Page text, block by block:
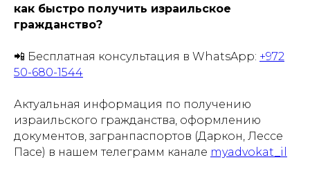
как быстро получить израильское
гражданство?
📲 Бесплатная консультация в WhatsApp: +972
50-680-1544
Актуальная информация по получению
израильского гражданства, оформлению
документов, загранпаспортов (Даркон, Лессе
Пасе) в нашем телеграмм канале myadvokat_il